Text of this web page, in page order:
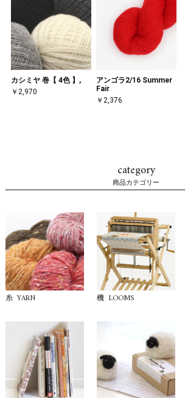
カシミヤ 巻【 4色 】,
￥2,970
アンゴラ2/16 Summer
Fair
￥2,376
category
商品カテゴリー
糸 YARN 機 LOOMS